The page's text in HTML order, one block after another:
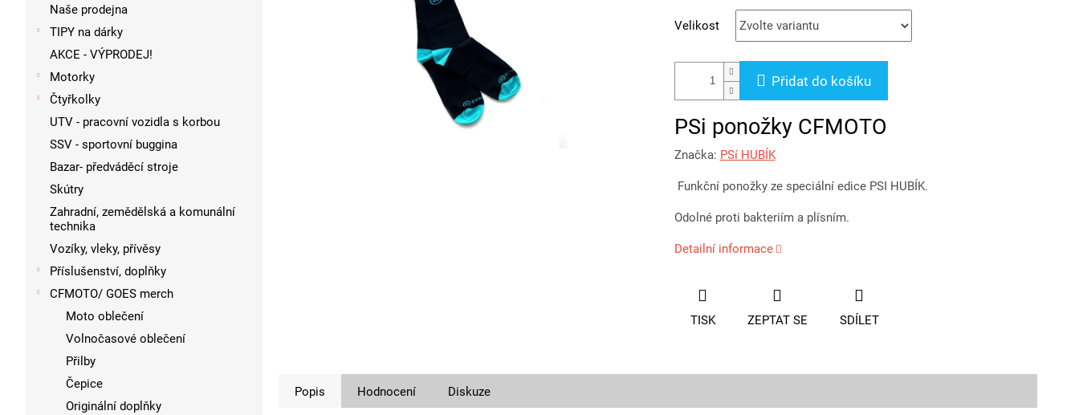
Naše prodejna
TIPY na dárky
AKCE - VÝPRODEJ!
Motorky
Čtyřkolky
UTV - pracovní vozidla s korbou
SSV - sportovní buggina
Bazar- předváděcí stroje
Skútry
Zahradní, zemědělská a komunální
technika
Vozíky, vleky, přívěsy
Příslušenství, doplňky
CFMOTO/ GOES merch
Moto oblečení
Volnočasové oblečení
Přilby
Čepice
Originální doplňky
Velikost
Přidat do košíku
PSi ponožky CFMOTO
Značka: PSí HUBÍK
Funkční ponožky ze speciální edice PSI HUBÍK.
Odolné proti bakteriím a plísním.
Detailní informace
TISK ZEPTAT SE SDÍLET
Popis Hodnocení Diskuze